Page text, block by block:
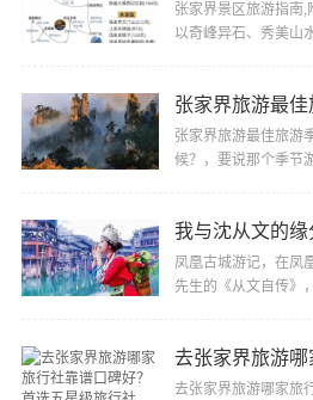
张家界景区旅游指南,
以奇峰异石、秀美山
张家界旅游最佳旅游
候？，要说那个季节
我与沈从文的
凤凰古城游记，在凤
先生的《从文自传》
去张家界旅游哪家旅